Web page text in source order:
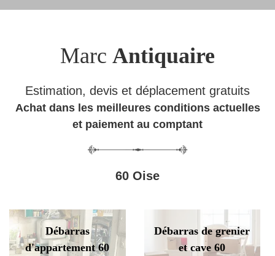
Marc Antiquaire
Estimation, devis et déplacement gratuits
Achat dans les meilleures conditions actuelles
et paiement au comptant
60 Oise
Débarras
d'appartement 60
Débarras de grenier
et cave 60